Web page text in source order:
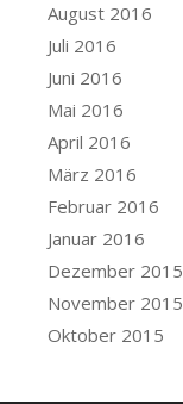
August 2016
Juli 2016
Juni 2016
Mai 2016
April 2016
März 2016
Februar 2016
Januar 2016
Dezember 2015
November 2015
Oktober 2015